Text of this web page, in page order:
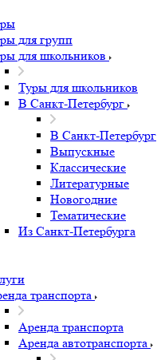
для групп
для школьников
Туры для школьников
В Санкт-Петербург
В Санкт-Петербург
Выпускные
Классические
Литературные
Новогодние
Тематические
Из Санкт-Петербурга
транспорта
Аренда транспорта
Аренда автотранспорта